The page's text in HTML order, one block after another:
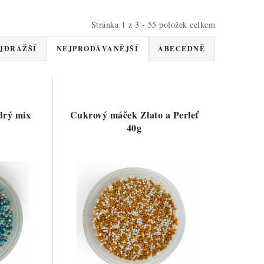
Stránka 1 z 3 - 55 položek celkem
NEJPRODÁVANĚJŠÍ ABECEDNĚ
mix
Cukrový máček Zlato a Perleť
40g